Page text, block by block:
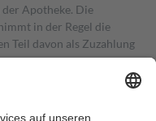
Apotheke. Die
in der Regel die
Teil davon als Zuzahlung
in Höhe von zehn
mehr als die tatsächlichen